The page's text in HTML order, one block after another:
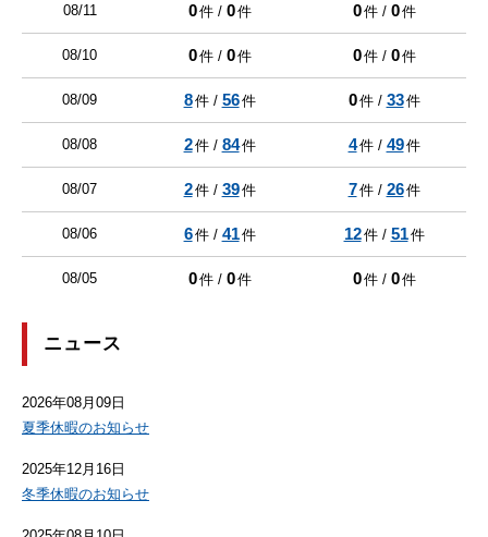
08/11 0件 / 0件 0件 / 0件
08/10 0件 / 0件 0件 / 0件
08/09 8件 / 56件 0件 / 33件
08/08 2件 / 84件 4件 / 49件
08/07 2件 / 39件 7件 / 26件
08/06 6件 / 41件 12件 / 51件
08/05 0件 / 0件 0件 / 0件
ニュース
2026年08月09日
夏季休暇のお知らせ
2025年12月16日
冬季休暇のお知らせ